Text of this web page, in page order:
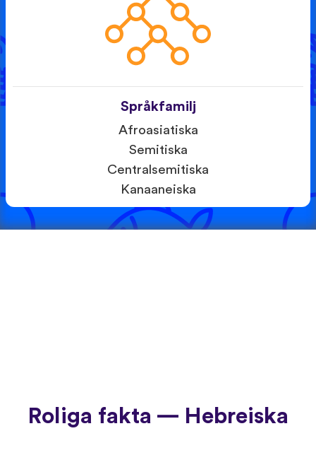
Språkfamilj
Afroasiatiska
Semitiska
Centralsemitiska
Kanaaneiska
Roliga fakta — Hebreiska